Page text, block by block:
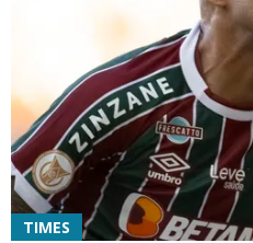
TIMES